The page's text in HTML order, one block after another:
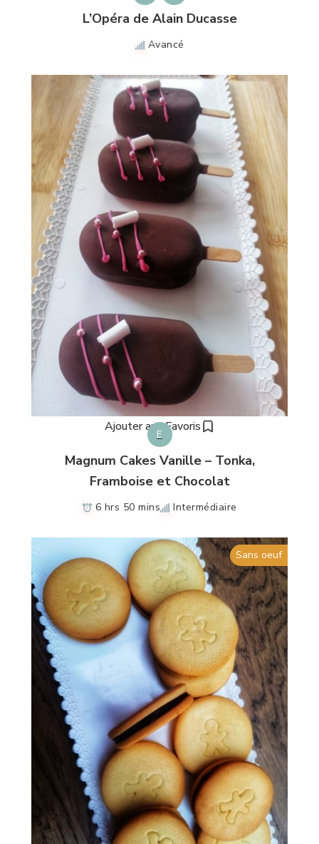
L’Opéra de Alain Ducasse
Avancé
Ajouter aux Favoris
E
Magnum Cakes Vanille – Tonka,
Framboise et Chocolat
6 hrs 50 mins Intermédiaire
Sans oeuf